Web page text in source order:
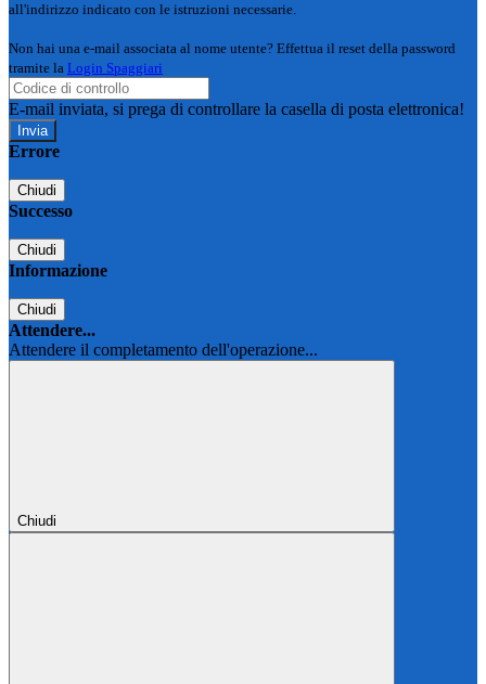
all'indirizzo indicato con le istruzioni necessarie.
Non hai una e-mail associata al nome utente? Effettua il reset della password
tramite la Login Spaggiari
E-mail inviata, si prega di controllare la casella di posta elettronica!
Errore
Chiudi
Successo
Chiudi
Informazione
Chiudi
Attendere...
Attendere il completamento dell'operazione...
Chiudi